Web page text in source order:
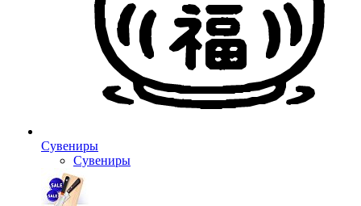
Сувениры
Сувениры